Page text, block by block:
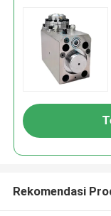
Rekomendasi